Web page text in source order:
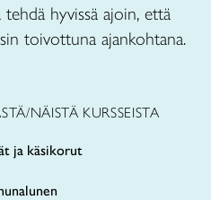
hyvissä ajoin, että
toivottuna ajankohtana.
NÄISTÄ KURSSEISTA
ja käsikorut